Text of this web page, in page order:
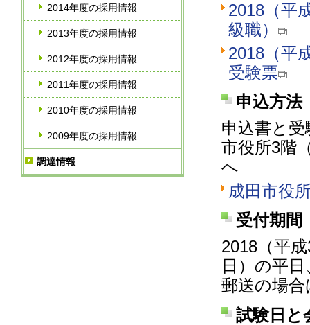
2014年度の採用情報
2013年度の採用情報
2012年度の採用情報
2011年度の採用情報
2010年度の採用情報
2009年度の採用情報
調達情報
2018（平
級職）
2018（平
受験票
申込方法
申込書と
市役所3階
へ
成田市役
受付期間
2018（平
日）の平
郵送の場合
試験日と